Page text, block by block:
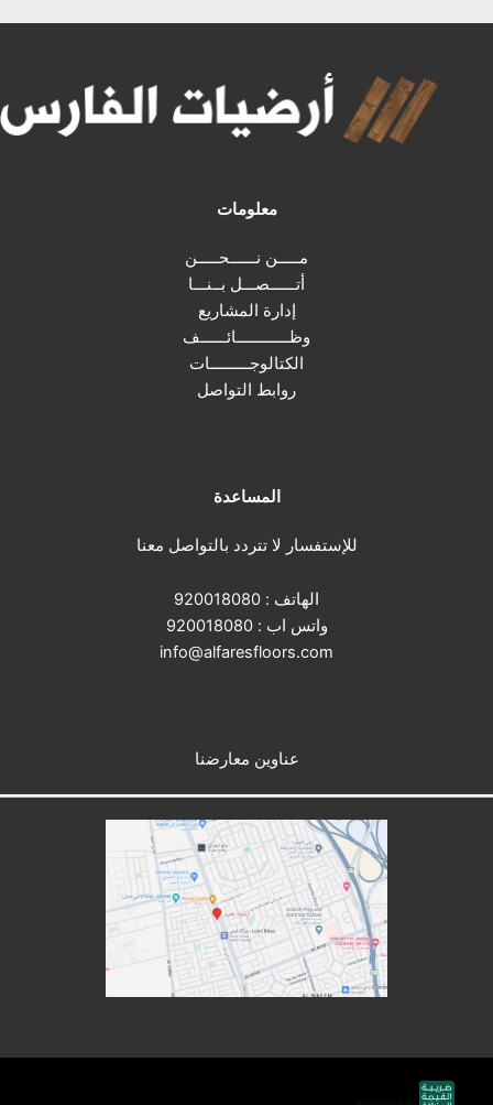
معلومات
مـــــن نــــــحـــــن
أتــــــصـــل بــنـــا
إدارة المشاريع
وظــــــــــــائــــــف
الكتالوجـــــــــات
روابط التواصل
المساعدة
للإستفسار لا تتردد بالتواصل معنا
الهاتف : 920018080
واتس اب :920018080
info@alfaresfloors.com
عناوين معارضنا